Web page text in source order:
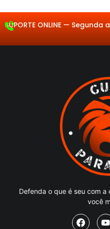
SUPORTE ONLINE — Se|Entre
Defenda o que é seu com
você